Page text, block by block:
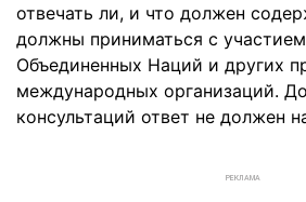
отвечать ли, и что должен
должны приниматься с
Объединенных Наций и других
международных организаций.
консультаций ответ не должен
РЕКЛАМА